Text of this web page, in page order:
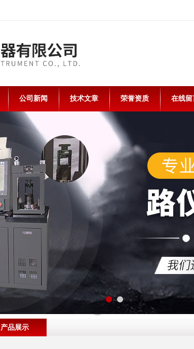
公司新闻 技术文章 荣誉资质 在线留
产品展示